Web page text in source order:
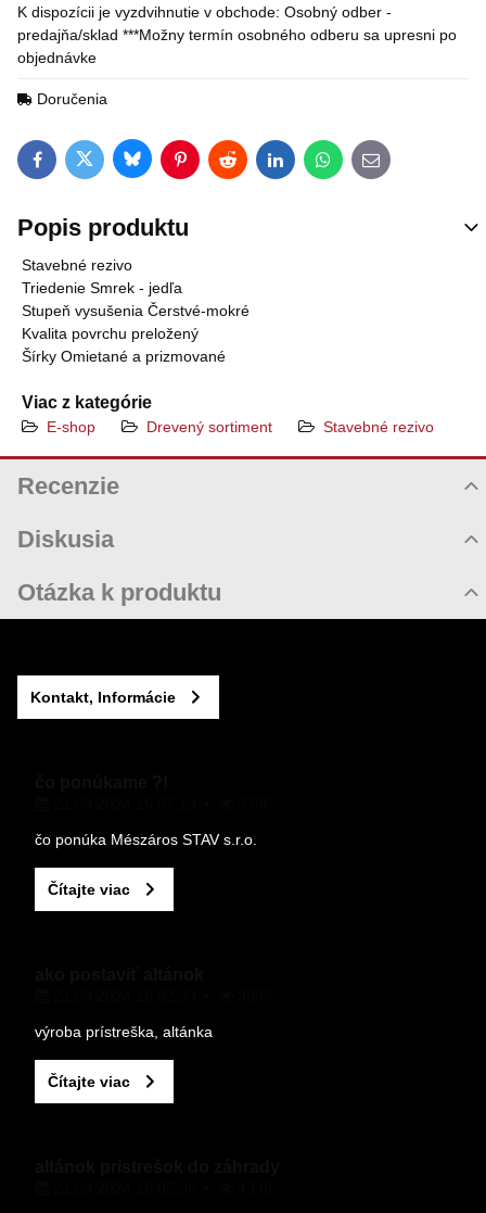
Osobný odber -
predajňa/sklad ***Možny termín osobného odberu sa upresni po
objednávke
Doručenia
FacebookTwitterBlueskyPinterestRedditLinkedInWhatsApp
E-mail
Popis produktu
Stavebné rezivo
Triedenie Smrek - jedľa
Stupeň vysušenia Čerstvé-mokré
Kvalita povrchu preložený
Šírky Omietané a prizmované
Viac z kategórie
E-shop Drevený sortiment Stavebné rezivo
Recenzie
Diskusia
Zatiaľ nie sú žiadne komentáre! Buďte prvý!
Otázka k produktu
Kontakt, Informácie
čo ponúka Mészáros STAV s.r.o.
Čítajte viac
výroba prístreška, altánka
Čítajte viac